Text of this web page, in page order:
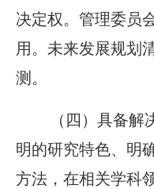
决定权。管理委员
用。未来发展规划
测。
（四）具备
明的研究特色、明
方法，在相关学科